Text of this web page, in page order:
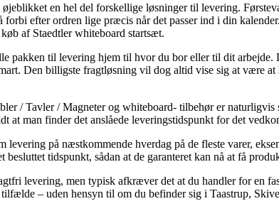
en hel del forskellige løsninger til levering.
forbi efter ordren lige præcis når det passer ind i din
af Staedtler whiteboard startsæt.
pakken til levering hjem til hvor du bor eller til dit arbejde.
Den billigste fragtløsning vil dog altid vise sig at være
/ Tavler / Magneter og whiteboard- tilbehør er
at man finder det anslåede leveringstidspunkt for det
levering på næstkommende hverdag på de fleste varer,
tidspunkt, sådan at de garanteret kan nå at få
levering, men typisk afkræver det at du handler for en
– uden hensyn til om du befinder sig i Taastrup,